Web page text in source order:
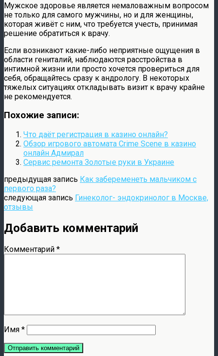
Мужское здоровье является немаловажным вопросом
не только для самого мужчины, но и для женщины,
которая живёт с ним, что требуется учесть, принимая
решение обратиться к врачу.
Если возникают какие-либо неприятные ощущения в
области гениталий, наблюдаются расстройства в
интимной жизни или просто хочется провериться для
себя, обращайтесь сразу к андрологу. В некоторых
тяжелых ситуациях откладывать визит к врачу крайне
не рекомендуется.
Похожие записи:
Что даёт регистрация в казино онлайн?
Обзор игрового автомата Crime Scene в казино
онлайн Адмирал
Сервис ремонта Золотые руки в Украине
предыдущая запись Как забеременеть мальчиком с
первого раза?
следующая запись Гинеколог- эндокринолог в Москве,
отзывы
Добавить комментарий
Комментарий *
Имя *